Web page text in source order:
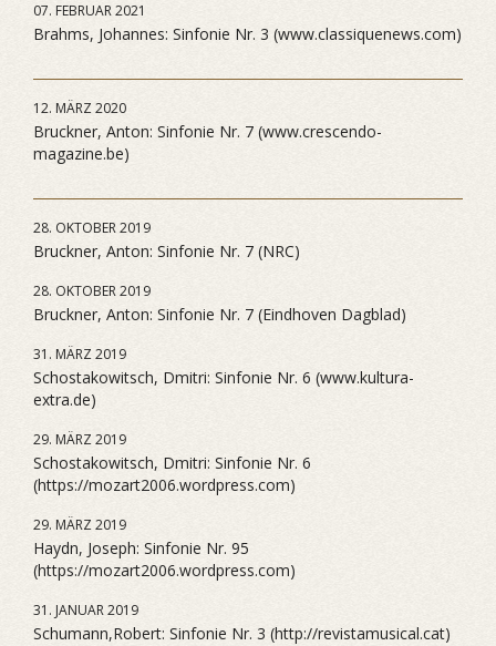
07. FEBRUAR 2021
Brahms, Johannes: Sinfonie Nr. 3 (www.classiquenews.com)
12. MÄRZ 2020
Bruckner, Anton: Sinfonie Nr. 7 (www.crescendo-
magazine.be)
28. OKTOBER 2019
Bruckner, Anton: Sinfonie Nr. 7 (NRC)
28. OKTOBER 2019
Bruckner, Anton: Sinfonie Nr. 7 (Eindhoven Dagblad)
31. MÄRZ 2019
Schostakowitsch, Dmitri: Sinfonie Nr. 6 (www.kultura-
extra.de)
29. MÄRZ 2019
Schostakowitsch, Dmitri: Sinfonie Nr. 6
(https://mozart2006.wordpress.com)
29. MÄRZ 2019
Haydn, Joseph: Sinfonie Nr. 95
(https://mozart2006.wordpress.com)
31. JANUAR 2019
Schumann,Robert: Sinfonie Nr. 3 (http://revistamusical.cat)